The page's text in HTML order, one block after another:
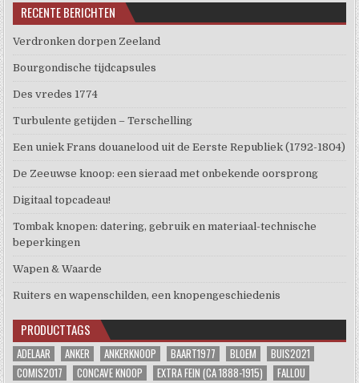
RECENTE BERICHTEN
Verdronken dorpen Zeeland
Bourgondische tijdcapsules
Des vredes 1774
Turbulente getijden – Terschelling
Een uniek Frans douanelood uit de Eerste Republiek (1792-1804)
De Zeeuwse knoop: een sieraad met onbekende oorsprong
Digitaal topcadeau!
Tombak knopen: datering, gebruik en materiaal-technische
beperkingen
Wapen & Waarde
Ruiters en wapenschilden, een knopengeschiedenis
PRODUCTTAGS
ADELAAR ANKER ANKERKNOOP BAART1977 BLOEM
BUIS2021
COMIS2017
CONCAVE KNOOP EXTRA FEIN (CA 1888-1915) FALLOU